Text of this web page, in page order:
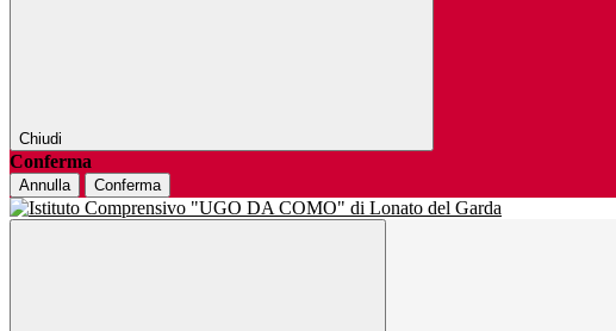
Chiudi
Conferma
Annulla Conferma